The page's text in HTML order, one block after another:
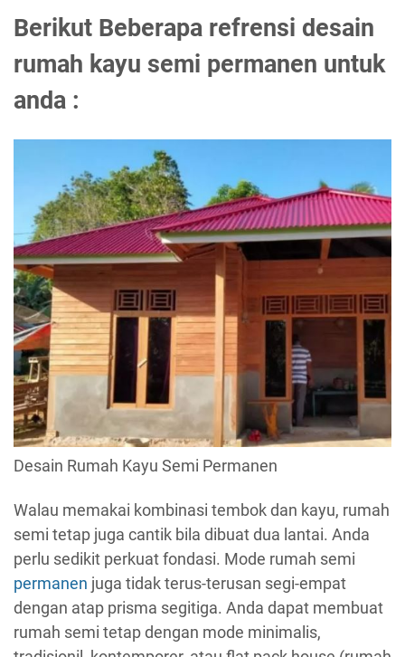
Berikut Beberapa refrensi desain
rumah kayu semi permanen untuk
anda :
Desain Rumah Kayu Semi Permanen
Walau memakai kombinasi tembok dan kayu, rumah
semi tetap juga cantik bila dibuat dua lantai. Anda
perlu sedikit perkuat fondasi. Mode rumah semi
permanen juga tidak terus-terusan segi-empat
dengan atap prisma segitiga. Anda dapat membuat
rumah semi tetap dengan mode minimalis,